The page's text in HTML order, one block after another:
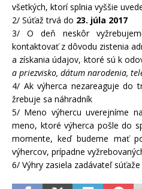
všetkých, ktorí splnia vyššie
2/ Súťaž trvá do 23. júla 2017
3/ O deň neskôr
kontaktovať z dôvodu zistenia
a získania údajov, ktoré sú k
a priezvisko, dátum narodenia,
4/ Ak výherca nezareaguje do
žrebuje sa náhradník
5/ Meno výhercu uverejníme
meno, ktoré výherca pošle do
momente, keď budeme mať
výhercov, prípadne
6/ Výhry zasiela zadávateľ súťaže